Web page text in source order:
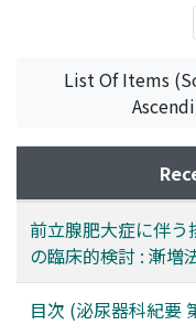
according to the CT
stricture in the
having right
giant prostatic
orchiectomy,
prostatectomy with
weight of the
125 pieces. The
and two years after
free from evident
List Of Items
前立腺肥大症に伴
の臨床的検討 : 漸増
目次 (泌尿器科紀要